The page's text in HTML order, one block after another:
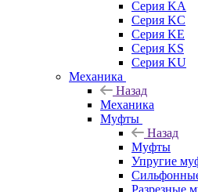
Серия KA
Серия KC
Серия KE
Серия KS
Серия KU
Механика
Назад
Механика
Муфты
Назад
Муфты
Упругие
Разрезные